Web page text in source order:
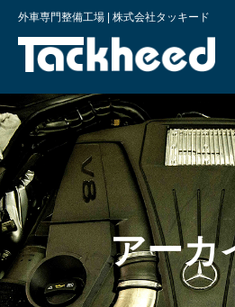
外車専門整備工場 | 株式会社タッキード
アーカ